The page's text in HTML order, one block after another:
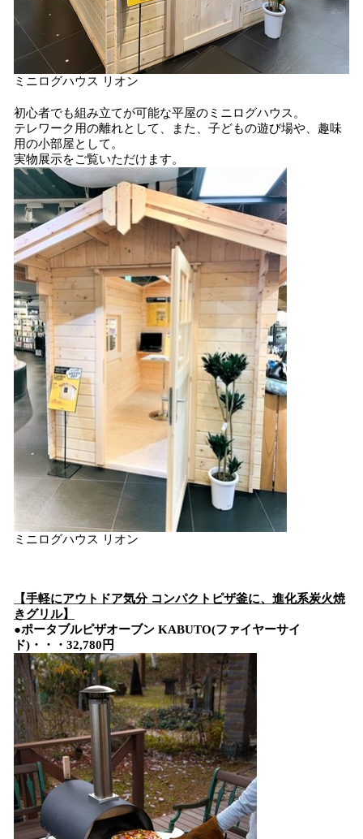
ミニログハウス リオン
初心者でも組み立てが可能な平屋のミニログハウス。
テレワーク用の離れとして、また、子どもの遊び場や、趣味
用の小部屋として。
実物展示をご覧いただけます。
ミニログハウス リオン
【手軽にアウトドア気分 コンパクトピザ釜に、 進化系炭火焼
きグリル】
●ポータブルピザオーブン KABUTO(ファイヤーサイ
ド) ・・・32,780円